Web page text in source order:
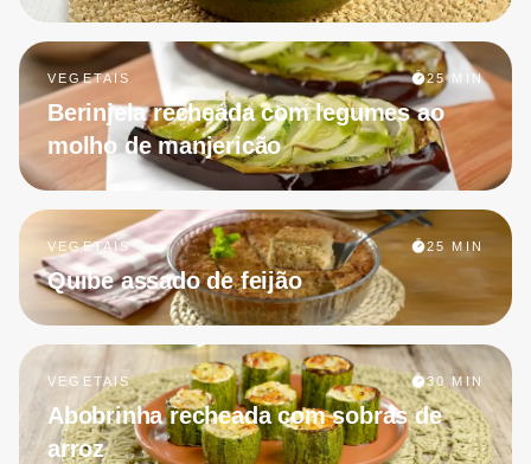
VEGETAIS 25 MIN
Berinjela recheada com legumes ao
molho de manjericão
VEGETAIS 25 MIN
Quibe assado de feijão
VEGETAIS 30 MIN
Abobrinha recheada com sobras de
arroz